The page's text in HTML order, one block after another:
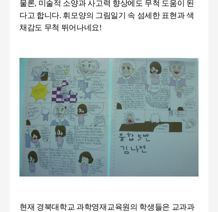
물론, 미술적 소양과 사고력 향상에도 무척 도움이 된
다고 합니다. 휘모양의 그림일기 속 섬세한 표현과 색
채감도 무척 뛰어나네요!
현재 경북대학교 과학영재교육원의 학생들은 교과과